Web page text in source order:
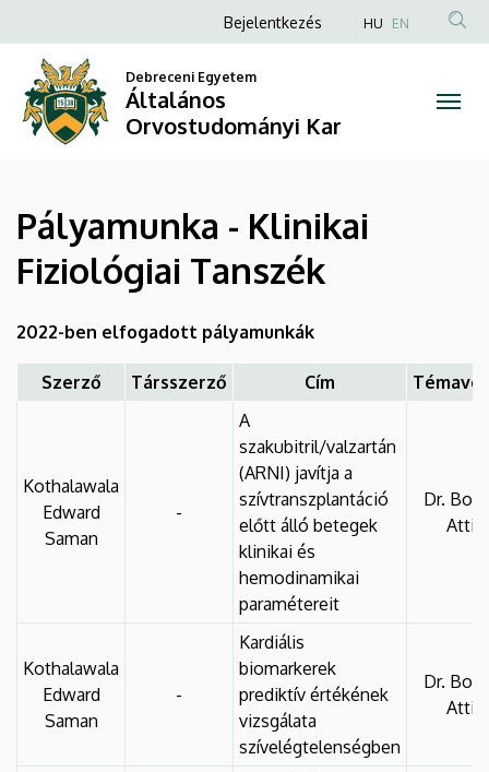
Klinikai
Fiziológiai
Tanszék
Általános
Orvostudományi
Kar
a
tartalomra
Anonim
fiók
menüje
Bejelentkezés HU EN
Debreceni Egyetem
Általános
Orvostudományi Kar
Pályamunka - Klinikai
Fiziológiai Tanszék
2022-ben elfogadott pályamunkák
Szerző Társszerző Cím
Kothalawala
Edward
Saman
-
A
szakubitril/valzartán
(ARNI) javítja a
szívtranszplantáció
előtt álló betegek
klinikai és
hemodinamikai
paramétereit
Dr.
Attila
Kothalawala
Edward
Saman
-
Kardiális
biomarkerek
prediktív értékének
vizsgálata
szívelégtelenségben
Dr.
Attila